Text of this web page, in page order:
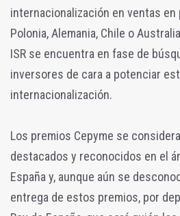
internacionalización en ventas en
Polonia, Alemania, Chile o
ISR se encuentra en fase de
inversores de cara a potenciar
internacionalización.
Los premios Cepyme se
destacados y reconocidos en el
España y, aunque aún se
entrega de estos premios, por